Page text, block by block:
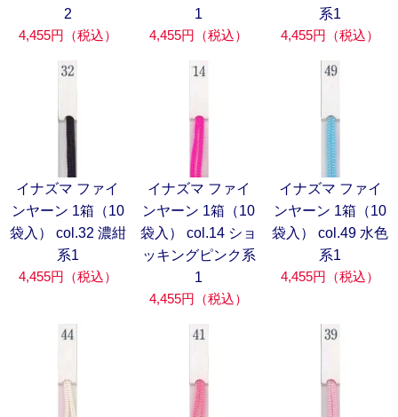
2
4,455円（税込）
1
4,455円（税込）
系1
4,455円（税込）
イナズマ ファイ
ンヤーン 1箱（10
袋入） col.32 濃紺
系1
4,455円（税込）
イナズマ ファイ
ンヤーン 1箱（10
袋入） col.14 ショ
ッキングピンク系
1
4,455円（税込）
イナズマ ファイ
ンヤーン 1箱（10
袋入） col.49 水色
系1
4,455円（税込）